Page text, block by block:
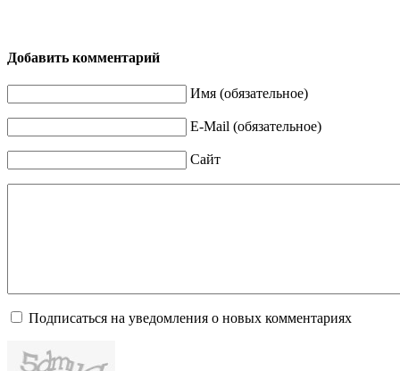
Добавить комментарий
Имя (обязательное)
E-Mail (обязательное)
Сайт
Подписаться на уведомления о новых комментариях